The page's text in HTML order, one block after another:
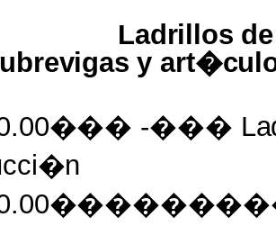
Ladrillos
y
-���